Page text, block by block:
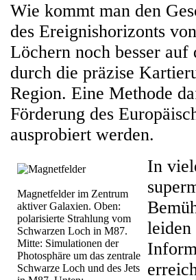
Wie kommt man den
des Ereignishorizonts
Löchern noch besser
durch die präzise
Region. Eine Methode
Förderung des
ausprobiert werden.
Magnetfelder im Zentrum
aktiver Galaxien. Oben:
polarisierte Strahlung vom
Schwarzen Loch in M87.
Mitte: Simulationen der
Photosphäre um das zentrale
Schwarze Loch und des Jets
In
leiden